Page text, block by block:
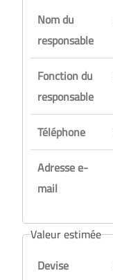
Nom du
responsable
Fonction du
responsable
Téléphone
Adresse e-
mail
Valeur estimée
Devise